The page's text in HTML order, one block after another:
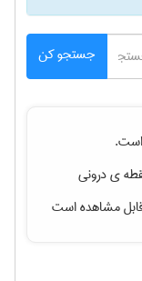
جستجو کن
است.
ی درونی
مشاهده است